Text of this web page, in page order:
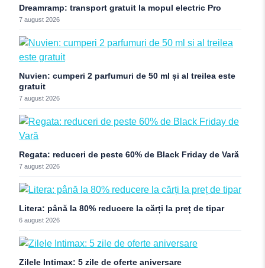
Dreamramp: transport gratuit la mopul electric Pro
7 august 2026
Nuvien: cumperi 2 parfumuri de 50 ml și al treilea este
gratuit
7 august 2026
Regata: reduceri de peste 60% de Black Friday de Vară
7 august 2026
Litera: până la 80% reducere la cărți la preț de tipar
6 august 2026
Zilele Intimax: 5 zile de oferte aniversare